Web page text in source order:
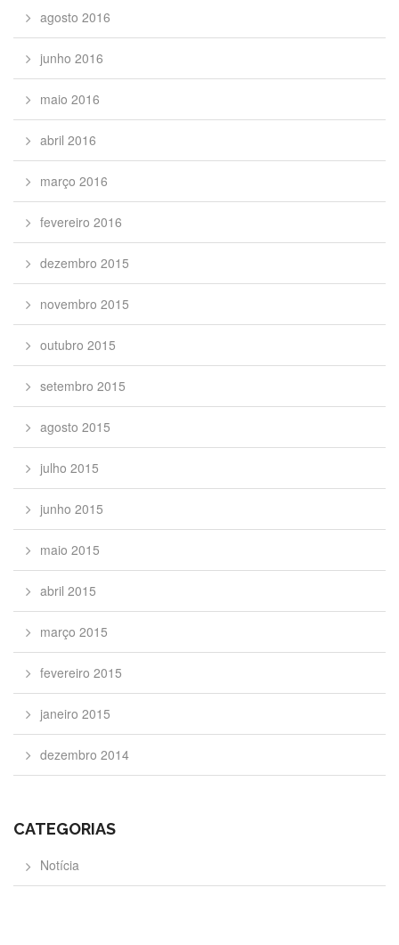
agosto 2016
junho 2016
maio 2016
abril 2016
março 2016
fevereiro 2016
dezembro 2015
novembro 2015
outubro 2015
setembro 2015
agosto 2015
julho 2015
junho 2015
maio 2015
abril 2015
março 2015
fevereiro 2015
janeiro 2015
dezembro 2014
CATEGORIAS
Notícia